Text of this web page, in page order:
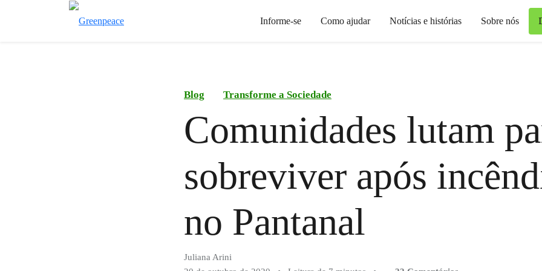
Informe-se Como ajudar Notícias e histórias Sobre nós
Blog Transforme a Sociedade
Comunidades lutam
sobreviver após
no Pantanal
Juliana Arini